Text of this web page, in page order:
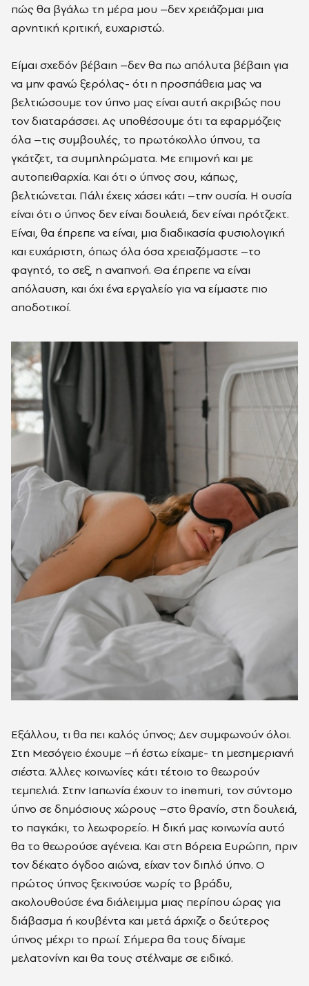
πώς θα βγάλω τη μέρα μου –δεν χρειάζομαι μια
αρνητική κριτική, ευχαριστώ.
Είμαι σχεδόν βέβαιη –δεν θα πω απόλυτα βέβαιη για
να μην φανώ ξερόλας- ότι η προσπάθεια μας να
βελτιώσουμε τον ύπνο μας είναι αυτή ακριβώς που
τον διαταράσσει. Ας υποθέσουμε ότι τα εφαρμόζεις
όλα –τις συμβουλές, το πρωτόκολλο ύπνου, τα
γκάτζετ, τα συμπληρώματα. Με επιμονή και με
αυτοπειθαρχία. Και ότι ο ύπνος σου, κάπως,
βελτιώνεται. Πάλι έχεις χάσει κάτι –την ουσία. Η ουσία
είναι ότι ο ύπνος δεν είναι δουλειά, δεν είναι πρότζεκτ.
Είναι, θα έπρεπε να είναι, μια διαδικασία φυσιολογική
και ευχάριστη, όπως όλα όσα χρειαζόμαστε –το
φαγητό, το σεξ, η αναπνοή. Θα έπρεπε να είναι
απόλαυση, και όχι ένα εργαλείο για να είμαστε πιο
αποδοτικοί.
Εξάλλου, τι θα πει καλός ύπνος; Δεν συμφωνούν όλοι.
Στη Μεσόγειο έχουμε –ή έστω είχαμε- τη μεσημεριανή
σιέστα. Άλλες κοινωνίες κάτι τέτοιο το θεωρούν
τεμπελιά. Στην Ιαπωνία έχουν το inemuri, τον σύντομο
ύπνο σε δημόσιους χώρους –στο θρανίο, στη δουλειά,
το παγκάκι, το λεωφορείο. Η δική μας κοινωνία αυτό
θα το θεωρούσε αγένεια. Και στη Βόρεια Ευρώπη, πριν
τον δέκατο όγδοο αιώνα, είχαν τον διπλό ύπνο. Ο
πρώτος ύπνος ξεκινούσε νωρίς το βράδυ,
ακολουθούσε ένα διάλειμμα μιας περίπου ώρας για
διάβασμα ή κουβέντα και μετά άρχιζε ο δεύτερος
ύπνος μέχρι το πρωί. Σήμερα θα τους δίναμε
μελατονίνη και θα τους στέλναμε σε ειδικό.